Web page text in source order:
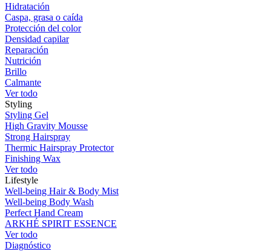
Hidratación
Caspa, grasa o caída
Protección del color
Densidad capilar
Reparación
Nutrición
Brillo
Calmante
Ver todo
Styling
Styling Gel
High Gravity Mousse
Strong Hairspray
Thermic Hairspray Protector
Finishing Wax
Ver todo
Lifestyle
Well-being Hair & Body Mist
Well-being Body Wash
Perfect Hand Cream
ARKHÉ SPIRIT ESSENCE
Ver todo
Diagnóstico